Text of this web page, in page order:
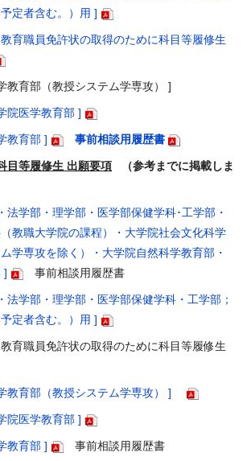
定者含む。）用 ]
教育職員免許状の取得のために科目等履修生
教育部（教授システム学専攻） ]
院医学教育部 ]
教育部 ] 事前相談用履歴書
目等履修生 出願要項
（参考までに掲載しま
法学部・理学部・医学部保健学科･工学部・
教職大学院の課程）・大学院社会文化科学
学専攻を除く）・大学院自然科学教育部・
] 事前相談用履歴書
法学部・理学部・医学部保健学科・工学部；
定者含む。）用 ]
教育職員免許状の取得のために科目等履修生
教育部（教授システム学専攻） ]
院医学教育部 ]
教育部 ] 事前相談用履歴書